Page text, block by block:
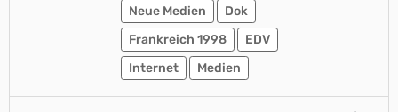
Neue Medien
Dok
Frankreich 1998
EDV
Internet
Medien